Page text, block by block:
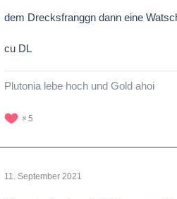
dem Drecksfranggn dann eine
cu DL
Plutonia lebe hoch und Gold ahoi
5
11. September 2021